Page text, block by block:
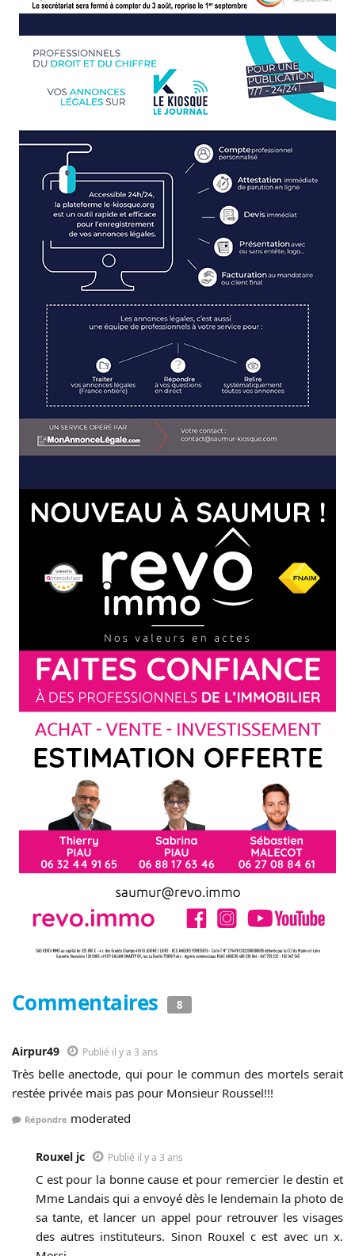
Commentaires 8
Airpur49 Publié il y a 3 ans
Très belle anectode, qui pour le commun des mortels serait
restée privée mais pas pour Monsieur Roussel!!!
Répondre moderated
Rouxel jc Publié il y a 3 ans
C est pour la bonne cause et pour remercier le destin et
Mme Landais qui a envoyé dès le lendemain la photo de
sa tante, et lancer un appel pour retrouver les visages
des autres instituteurs. Sinon Rouxel c est avec un x.